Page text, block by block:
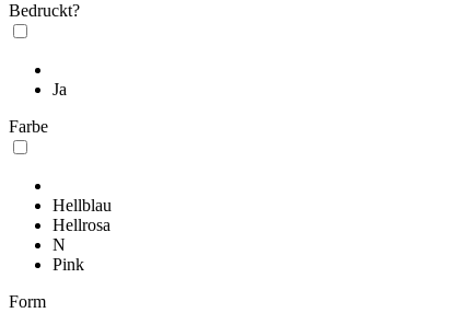
Bedruckt?
Ja
Farbe
Hellblau
Hellrosa
N
Pink
Form